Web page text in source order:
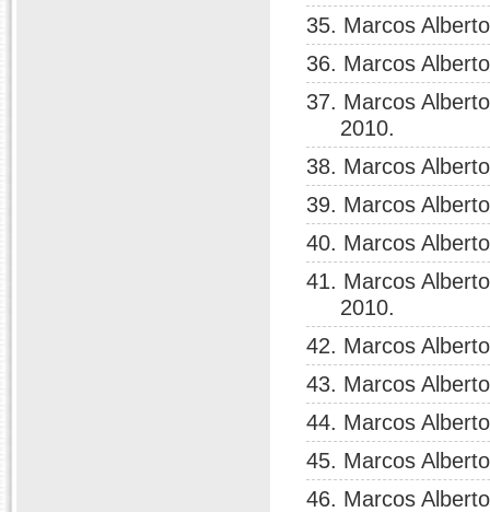
35. Marcos
36. Marcos
37. Marcos
2010.
38. Marcos
39. Marcos
40. Marcos
41. Marcos
2010.
42. Marcos
43. Marcos
44. Marcos
45. Marcos
46. Marcos